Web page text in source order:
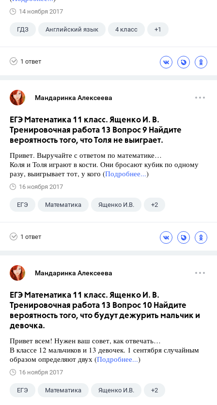
14 ноября 2017
ГДЗ Английский язык 4 класс +1
1 ответ
Мандаринка Алексеева
ЕГЭ Математика 11 класс. Ященко И. В.
Тренировочная работа 13 Вопрос 9 Найдите
вероятность того, что Толя не выиграет.
Привет. Выручайте с ответом по математике…
Коля и Толя играют в кости. Они бросают кубик по одному
разу, выигрывает тот, у кого (Подробнее...)
16 ноября 2017
ЕГЭ Математика Ященко И.В. +2
1 ответ
Мандаринка Алексеева
ЕГЭ Математика 11 класс. Ященко И. В.
Тренировочная работа 13 Вопрос 10 Найдите
вероятность того, что будут дежурить мальчик и
девочка.
Привет всем! Нужен ваш совет, как отвечать…
В классе 12 мальчиков и 13 девочек. 1 сентября случайным
образом определяют двух (Подробнее...)
16 ноября 2017
ЕГЭ Математика Ященко И.В. +2